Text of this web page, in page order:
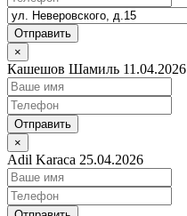
Отправить
×
Кашешов Шамиль 11.04.2026
Отправить
×
Adil Karaca 25.04.2026